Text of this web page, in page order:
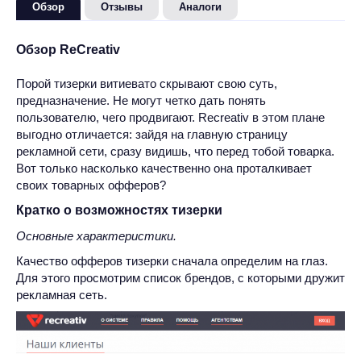
Обзор Отзывы Аналоги
Обзор ReCreativ
Порой тизерки витиевато скрывают свою суть,
предназначение. Не могут четко дать понять
пользователю, чего продвигают. Recreativ в этом плане
выгодно отличается: зайдя на главную страницу
рекламной сети, сразу видишь, что перед тобой товарка.
Вот только насколько качественно она проталкивает
своих товарных офферов?
Кратко о возможностях тизерки
Основные характеристики.
Качество офферов тизерки сначала определим на глаз.
Для этого просмотрим список брендов, с которыми дружит
рекламная сеть.